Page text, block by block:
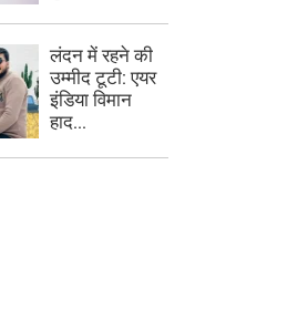
लंदन में रहने की
उम्मीद टूटी: एयर
इंडिया विमान
हाद...